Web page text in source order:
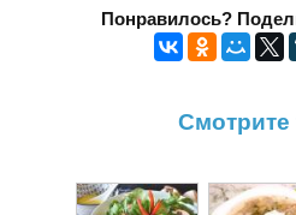
Понравилось?
Смотрите